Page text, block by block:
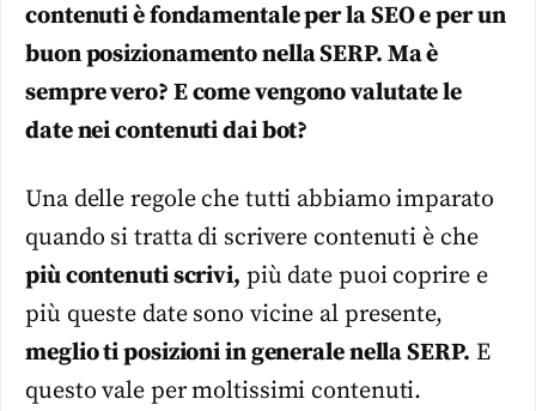
contenuti è fondamentale per la SEO e per un
buon posizionamento nella SERP. Ma è
sempre vero? E come vengono valutate le
date nei contenuti dai bot?
Una delle regole che tutti abbiamo imparato
quando si tratta di scrivere contenuti è che
più contenuti scrivi, più date puoi coprire e
più queste date sono vicine al presente,
meglio ti posizioni in generale nella SERP. E
questo vale per moltissimi contenuti.